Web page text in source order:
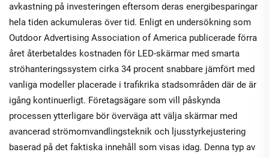
avkastning på investeringen eftersom deras energibesparingar
hela tiden ackumuleras över tid. Enligt en undersökning som
Outdoor Advertising Association of America publicerade förra
året återbetaldes kostnaden för LED-skärmar med smarta
ströhanteringssystem cirka 34 procent snabbare jämfört med
vanliga modeller placerade i trafikrika stadsområden där de är
igång kontinuerligt. Företagsägare som vill påskynda
processen ytterligare bör överväga att välja skärmar med
avancerad strömomvandlingsteknik och ljusstyrkejustering
baserad på det faktiska innehåll som visas idag. Denna typ av